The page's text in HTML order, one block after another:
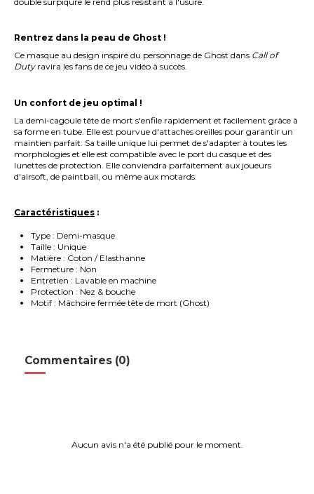
Rentrez dans la peau de Ghost !
Ce masque au design inspiré du personnage de Ghost dans Call of
Dutyravira les fans de ce jeu vidéo à succès.
Un confort de jeu optimal !
La demi-cagoule tête de mort s'enfile rapidement et facilement grâce à
sa forme en tube. Elle est pourvue d'attaches oreilles pour garantir un
maintien parfait. Sa taille unique lui permet de s'adapter à toutes les
morphologies et elle est compatible avec le port du casque et des
lunettes de protection. Elle conviendra parfaitement aux joueurs
d'airsoft, de paintball, ou même aux motards.
Caractéristiques :
Type : Demi-masque
Taille : Unique
Matière : Coton / Elasthanne
Fermeture : Non
Entretien : Lavable en machine
Protection : Nez & bouche
Motif : Mâchoire fermée tête de mort (Ghost)
Commentaires (0)
Aucun avis n'a été publié pour le moment.